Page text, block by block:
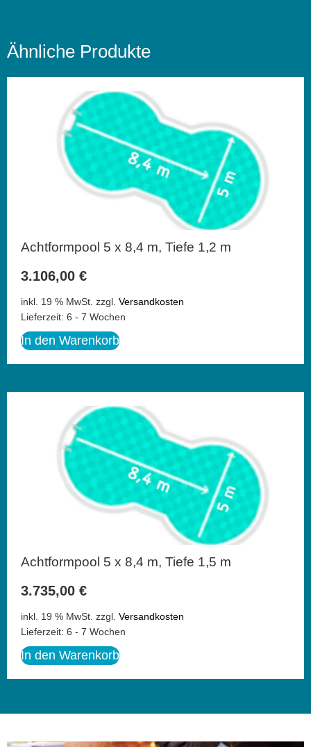
Ähnliche Produkte
Achtformpool 5 x 8,4 m, Tiefe 1,2 m
3.106,00 €
inkl. 19 % MwSt. zzgl. Versandkosten
Lieferzeit: 6 - 7 Wochen
In den Warenkorb
Achtformpool 5 x 8,4 m, Tiefe 1,5 m
3.735,00 €
inkl. 19 % MwSt. zzgl. Versandkosten
Lieferzeit: 6 - 7 Wochen
In den Warenkorb